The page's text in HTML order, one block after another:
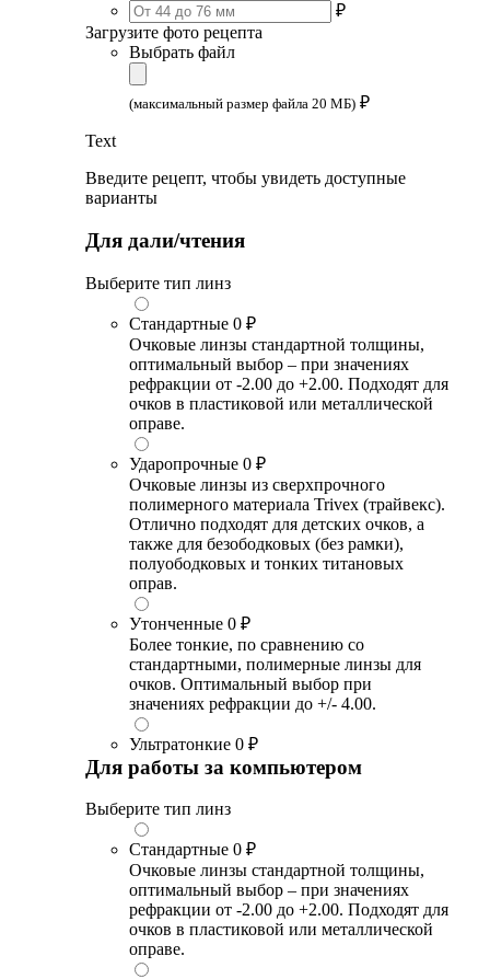
₽
Загрузите фото рецепта
Выбрать файл
(максимальный размер файла 20 МБ) ₽
Text
Введите рецепт, чтобы увидеть доступные
варианты
Для дали/чтения
Выберите тип линз
Стандартные 0 ₽
Очковые линзы стандартной толщины,
оптимальный выбор – при значениях
рефракции от -2.00 до +2.00. Подходят для
очков в пластиковой или металлической
оправе.
Ударопрочные 0 ₽
Очковые линзы из сверхпрочного
полимерного материала Trivex (трайвекс).
Отлично подходят для детских очков, а
также для безободковых (без рамки),
полуободковых и тонких титановых
оправ.
Утонченные 0 ₽
Более тонкие, по сравнению со
стандартными, полимерные линзы для
очков. Оптимальный выбор при
значениях рефракции до +/- 4.00.
Ультратонкие 0 ₽
Для работы за компьютером
Выберите тип линз
Стандартные 0 ₽
Очковые линзы стандартной толщины,
оптимальный выбор – при значениях
рефракции от -2.00 до +2.00. Подходят для
очков в пластиковой или металлической
оправе.